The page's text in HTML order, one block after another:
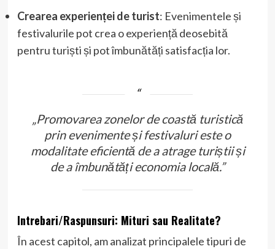
Crearea experienței de turist: Evenimentele și
festivalurile pot crea o experiență deosebită
pentru turiști și pot îmbunătăți satisfacția lor.
„Promovarea zonelor de coastă turistică
prin evenimente și festivaluri este o
modalitate eficientă de a atrage turiștii și
de a îmbunătăți economia locală.”
Intrebari/Raspunsuri: Mituri sau Realitate?
În acest capitol, am analizat principalele tipuri de